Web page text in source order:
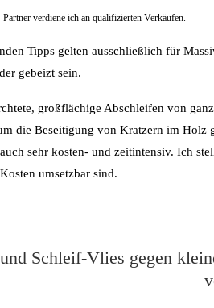
verdiene ich an qualifizierten Verkäufen.
Tipps gelten ausschließlich für
gebeizt sein.
großflächige Abschleifen von
die Beseitigung von Kratzern im Holz
sehr kosten- und zeitintensiv. Ich
umsetzbar sind.
Schleif-Vlies gegen